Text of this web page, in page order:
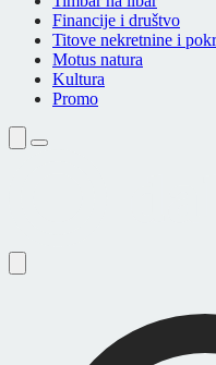
Financije i društvo
Titove nekretnine i
Motus natura
Kultura
Promo